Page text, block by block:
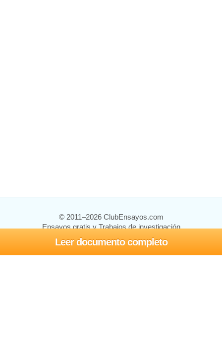
Leer documento completo
© 2011–2026 ClubEnsayos.com
Ensayos gratis y Trabajos de investigación